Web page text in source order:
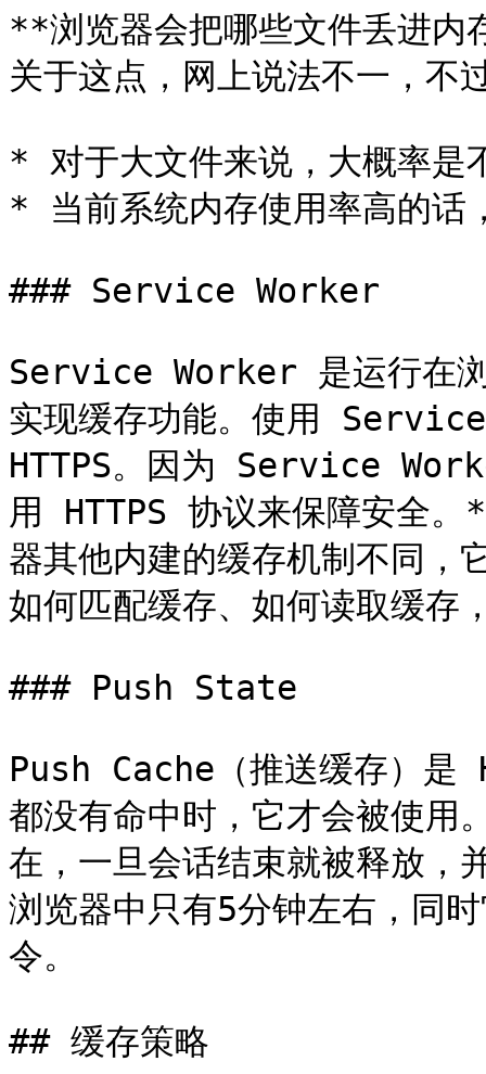
**浏览器会把哪些文件丢进
关于这点，网上说法不一，不
* 对于大文件来说，大概率是
* 当前系统内存使用率高的话
### Service Worker
Service Worker 是运行在浏
实现缓存功能。使用
HTTPS。因为 Service
用 HTTPS 协议来保障安全
器其他内建的缓存机制不同，
如何匹配缓存、如何读取缓存
### Push State
Push Cache（推送缓存）是
都没有命中时，它才会被使
在，一旦会话结束就被释放，
浏览器中只有5分钟左右，同
令。
## 缓存策略